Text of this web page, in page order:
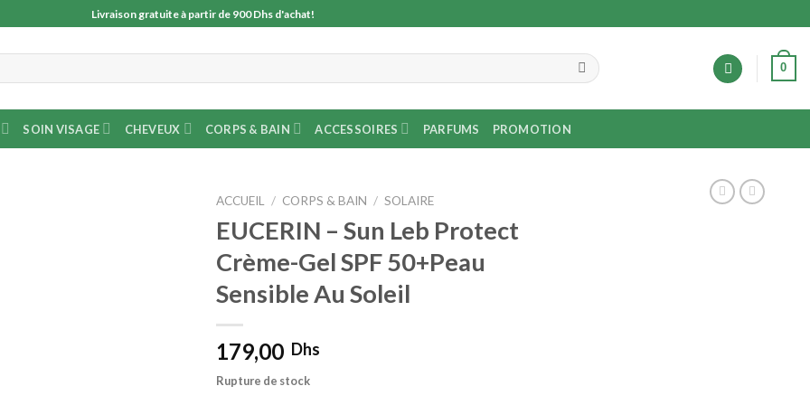
Livraison gratuite à partir de 900 Dhs d'achat!
0
SOIN VISAGE CHEVEUX CORPS & BAIN ACCESSOIRES PARFUMS PROMOTION
ACCUEIL / CORPS & BAIN / SOLAIRE
EUCERIN – Sun Leb Protect
Crème-Gel SPF 50+Peau
Sensible Au Soleil
179,00 Dhs
Rupture de stock